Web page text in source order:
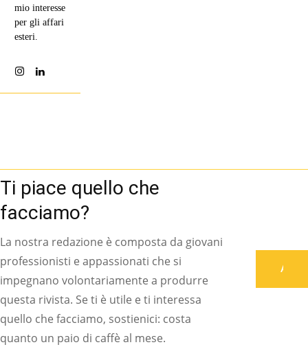
mio interesse
per gli affari
esteri.
Ti piace quello che
facciamo?
La nostra redazione è composta da giovani
professionisti e appassionati che si
impegnano volontariamente a produrre
questa rivista. Se ti è utile e ti interessa
quello che facciamo, sostienici: costa
quanto un paio di caffè al mese.